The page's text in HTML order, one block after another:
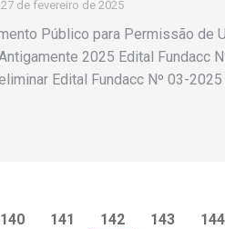
27 de fevereiro de 2025
Público para Permissão de
2025 Edital Fundacc
Edital Fundacc Nº 03-
140 141 142 143 144